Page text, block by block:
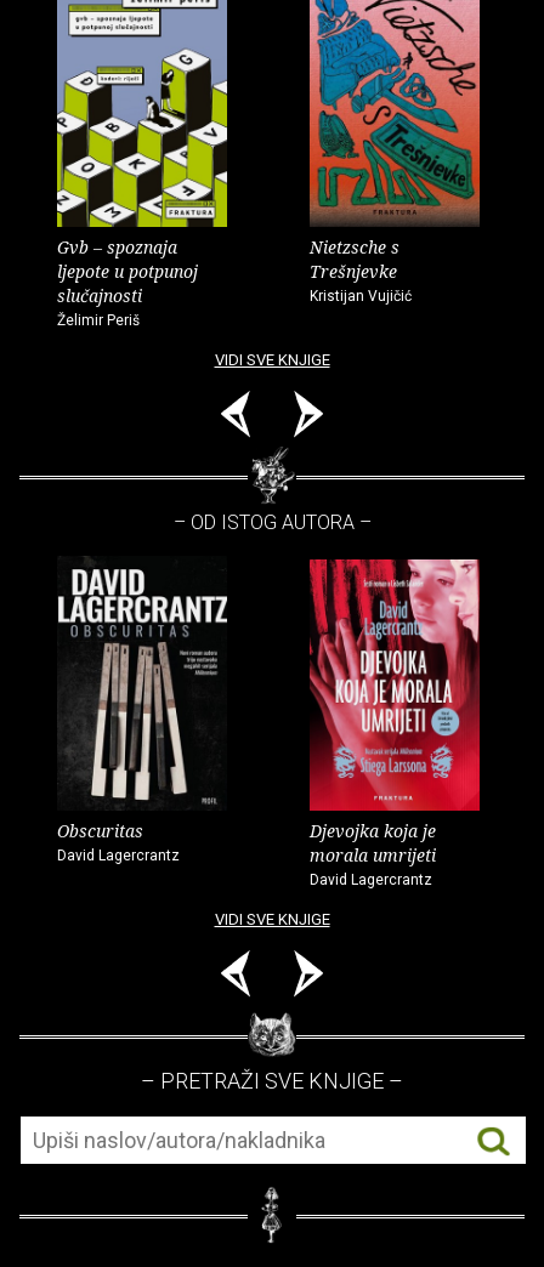
Gvb – spoznaja
ljepote u potpunoj
slučajnosti
Želimir Periš
Nietzsche s
Trešnjevke
Kristijan Vujičić
VIDI SVE KNJIGE
– OD ISTOG AUTORA –
Obscuritas
David Lagercrantz
Djevojka koja je
morala umrijeti
David Lagercrantz
VIDI SVE KNJIGE
– PRETRAŽI SVE KNJIGE –